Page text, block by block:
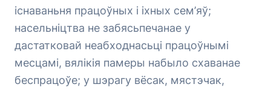
існаваньня працоўных і іхных сем’яў;
насельніцтва не забясьпечанае у
дастатковай неабходнасьці працоўнымі
месцамі, вялікія памеры набыло схаванае
беспрацоўе; у шэрагу вёсак, мястэчак,